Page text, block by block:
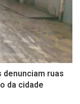
ruas
da cidade